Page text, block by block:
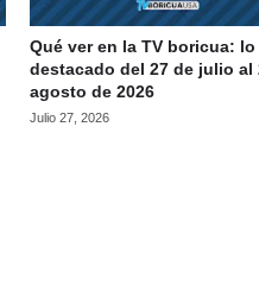
Qué ver en la TV boricua: lo
destacado del 27 de julio al
agosto de 2026
Julio 27, 2026